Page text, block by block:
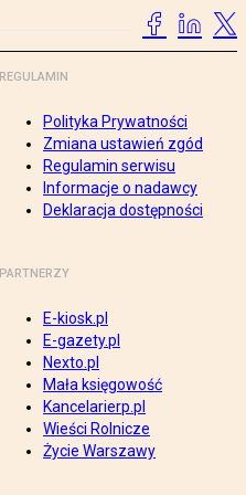
REGULAMIN
Polityka Prywatności
Zmiana ustawień zgód
Regulamin serwisu
Informacje o nadawcy
Deklaracja dostępności
PARTNERZY
E-kiosk.pl
E-gazety.pl
Nexto.pl
Mała księgowość
Kancelarierp.pl
Wieści Rolnicze
Życie Warszawy